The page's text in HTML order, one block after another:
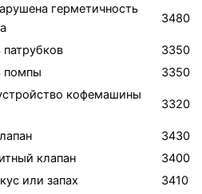
герметичность
3480
3350
помпы
3350
кофемашины
3320
3430
клапан
3400
или запах
3410